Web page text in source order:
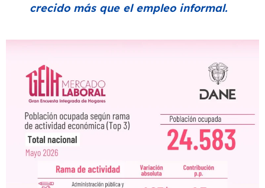
crecido más que el empleo informal.